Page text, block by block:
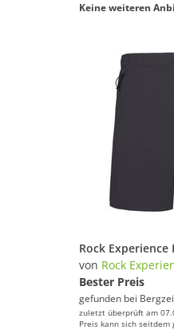
Keine weiteren
von Rock
Bester Preis
gefunden bei
zuletzt überprüft am
Preis kann sich seitdem